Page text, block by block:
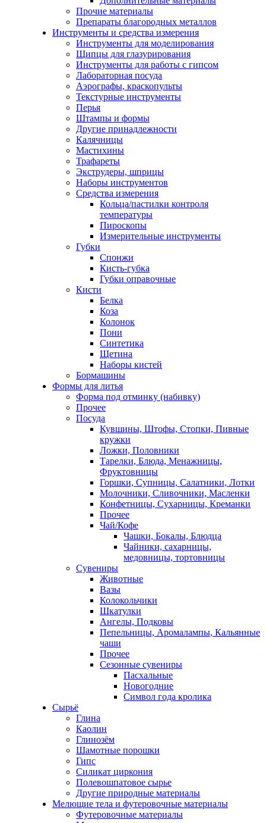
Прочие материалы
Препараты благородных металлов
Инструменты и средства измерения
Инструменты для моделирования
Щипцы для глазурирования
Инструменты для работы с гипсом
Лабораторная посуда
Аэрографы, краскопульты
Текстурные инструменты
Перья
Штампы и формы
Другие принадлежности
Калячницы
Мастихины
Трафареты
Экструдеры, шприцы
Наборы инструментов
Средства измерения
Кольца/пастилки контроля
температуры
Пироскопы
Измерительные инструменты
Губки
Спонжи
Кисть-губка
Губки оправочные
Кисти
Белка
Коза
Колонок
Пони
Синтетика
Щетина
Наборы кистей
Бормашины
Формы для литья
Форма под отминку (набивку)
Прочее
Посуда
Кувшины, Штофы, Стопки, Пивные
кружки
Ложки, Половники
Тарелки, Блюда, Менажницы,
Фруктовницы
Горшки, Супницы, Салатники, Лотки
Молочники, Сливочники, Масленки
Конфетницы, Сухарницы, Креманки
Прочее
Чай/Кофе
Чашки, Бокалы, Блюдца
Чайники, сахарницы,
медовницы, тортовницы
Сувениры
Животные
Вазы
Колокольчики
Шкатулки
Ангелы, Подковы
Пепельницы, Аромалампы, Кальянные
чаши
Прочее
Сезонные сувениры
Пасхальные
Новогодние
Символ года кролика
Сырьё
Глина
Каолин
Глинозём
Шамотные порошки
Гипс
Силикат циркония
Полевошпатовое сырье
Другие природные материалы
Мелющие тела и футеровочные материалы
Футеровочные материалы